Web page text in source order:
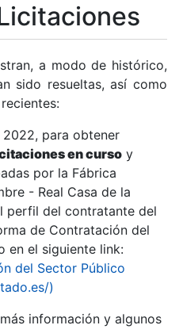
a modo de histórico,
sido resueltas, así como
para obtener
en curso y
por la Fábrica
- Real Casa de la
perfil del contratante del
de Contratación del
en el siguiente link:
del Sector Público
)
información y algunos